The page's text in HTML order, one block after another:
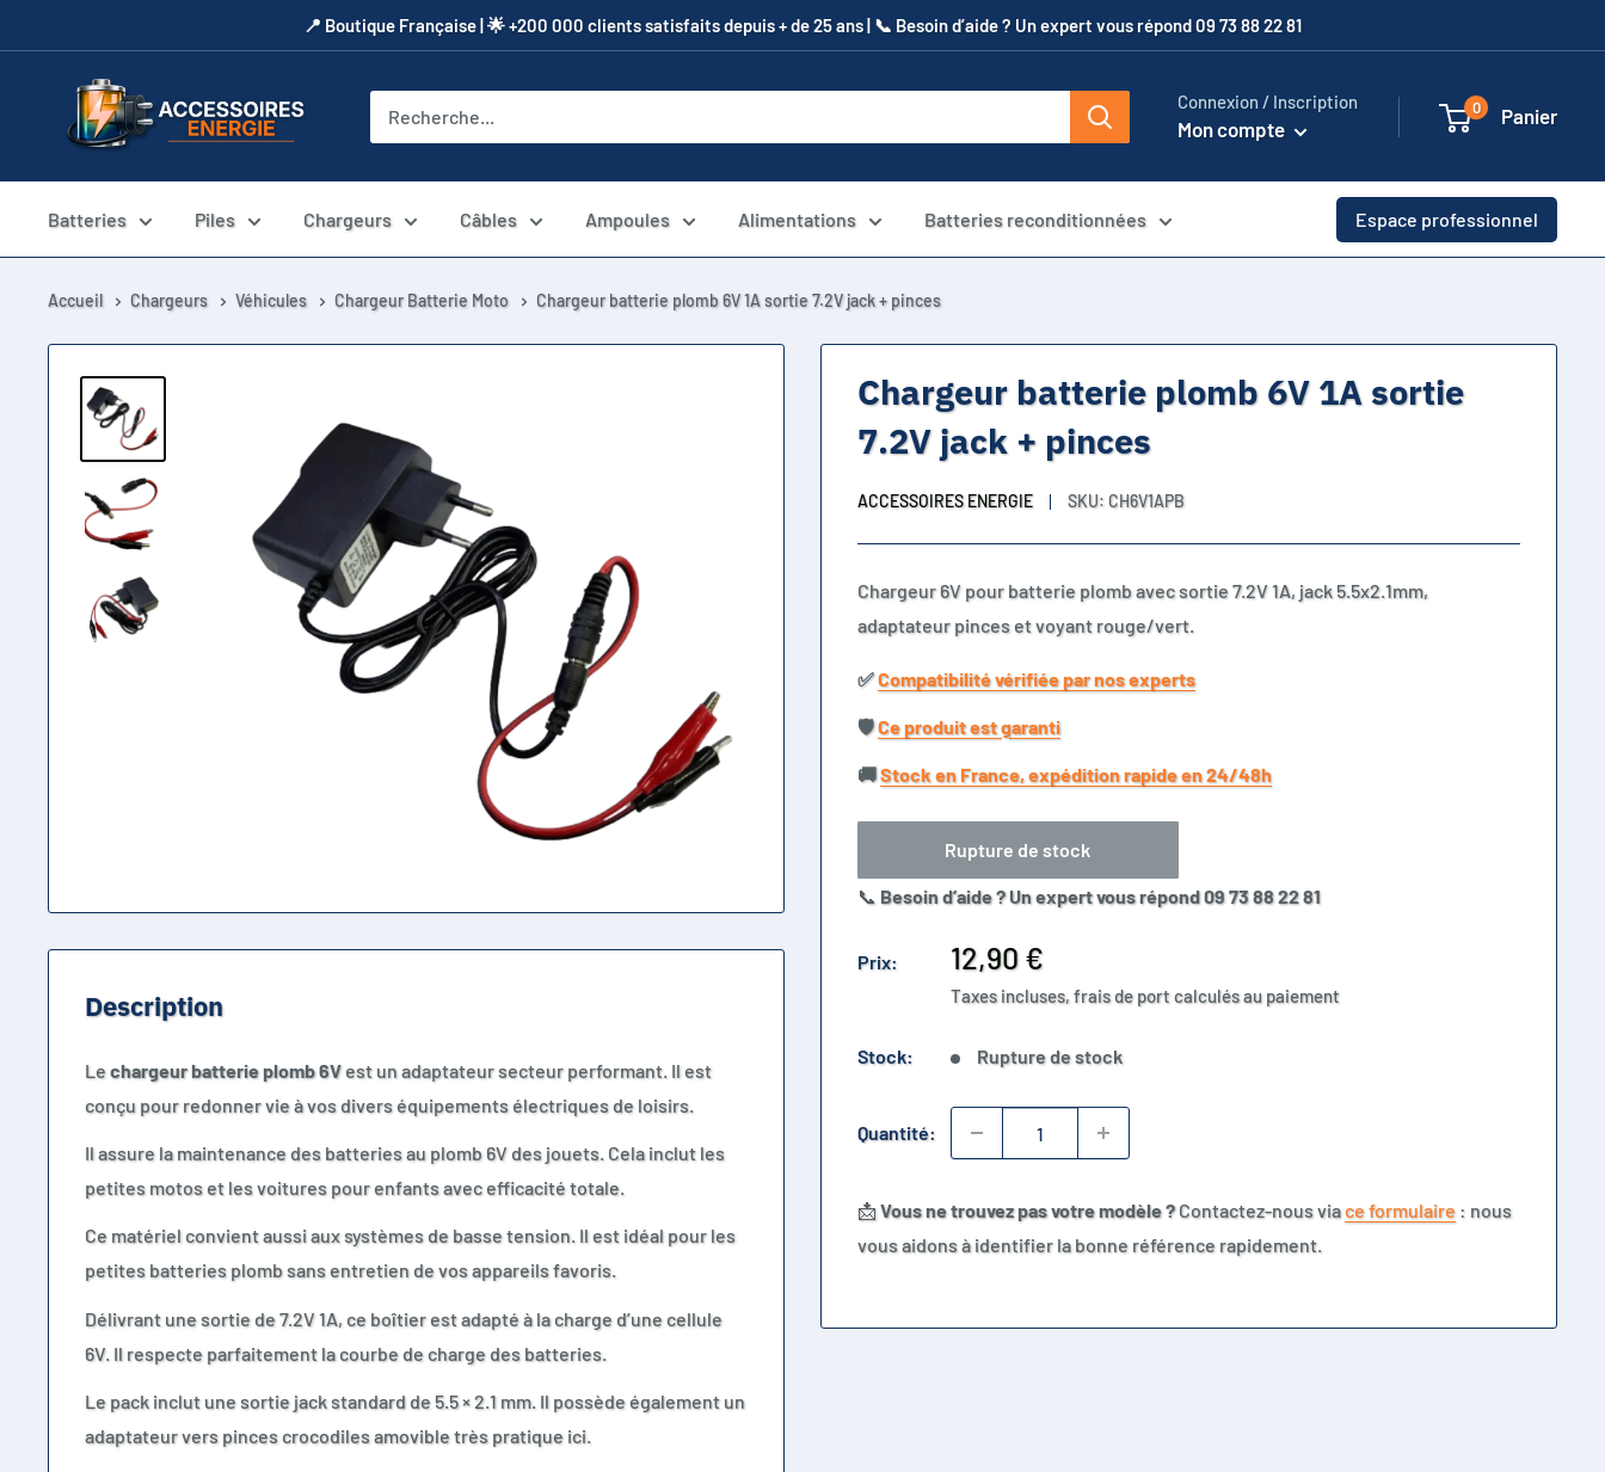
au
​📍​ Boutique Française | 🌟 +200 000 clients satisfaits depuis + de 25 ans | 📞​ Besoin d’aide ? Un expert vous répond 09 73 88 22 81
Accessoires
Energie
Connexion / Inscription
Mon compte
0 Panier
Batteries Piles Chargeurs Câbles Ampoules Alimentations Batteries reconditionnées Espace professionnel
Accueil Chargeurs Véhicules Chargeur Batterie Moto Chargeur batterie plomb 6V 1A sortie 7.2V jack + pinces
Chargeur batterie plomb 6V 1A sortie
7.2V jack + pinces
ACCESSOIRES ENERGIE SKU: CH6V1APB
Chargeur 6V pour batterie plomb avec sortie 7.2V 1A, jack 5.5x2.1mm,
adaptateur pinces et voyant rouge/vert.
✅​Compatibilité vérifiée par nos experts
🛡️​Ce produit est garanti
🚚​Stock en France, expédition rapide en 24/48h
Rupture de stock
📞 Besoin d’aide ? Un expert vous répond 09 73 88 22 81
Prix:
Prix
réduit
12,90 €
Taxes incluses, frais de port calculés au paiement
Stock: Rupture de stock
Quantité:
📩Vous ne trouvez pas votre modèle ?Contactez-nous viace formulaire : nous
vous aidons à identifier la bonne référence rapidement.
Description
Lechargeur batterie plomb 6V est un adaptateur secteur performant. Il est
conçu pour redonner vie à vos divers équipements électriques de loisirs.
Il assure la maintenance des batteries au plomb 6V des jouets. Cela inclut les
petites motos et les voitures pour enfants avec efficacité totale.
Ce matériel convient aussi aux systèmes de basse tension. Il est idéal pour les
petites batteries plomb sans entretien de vos appareils favoris.
Délivrant une sortie de 7.2V 1A, ce boîtier est adapté à la charge d’une cellule
6V. Il respecte parfaitement la courbe de charge des batteries.
Le pack inclut une sortie jack standard de 5.5 × 2.1 mm. Il possède également un
adaptateur vers pinces crocodiles amovible très pratique ici.